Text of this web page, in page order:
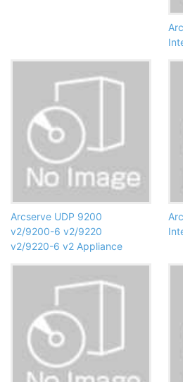
Arcserve UDP 9200
v2/9200-6 v2/9220
v2/9220-6 v2 Appliance